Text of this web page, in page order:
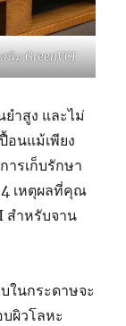
ม GreenVCI
ำสูง และไม่
อนแม้เพียง
ารเก็บรักษา
เหตุผลที่คุณ
สำหรับจาน
ในกระดาษจะ
ผิวโลหะ